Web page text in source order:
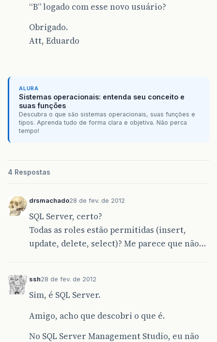
“B” logado com esse novo usuário?
Obrigado.
Att, Eduardo
ALURA
Sistemas operacionais: entenda seu conceito e
suas funções
Descubra o que são sistemas operacionais, suas funções e
tipos. Aprenda tudo de forma clara e objetiva. Não perca
tempo!
4 Respostas
drsmachado28 de fev. de 2012
SQL Server, certo?
Todas as roles estão permitidas (insert,
update, delete, select)? Me parece que não…
ssh28 de fev. de 2012
Sim, é SQL Server.
Amigo, acho que descobri o que é.
No SQL Server Management Studio, eu não